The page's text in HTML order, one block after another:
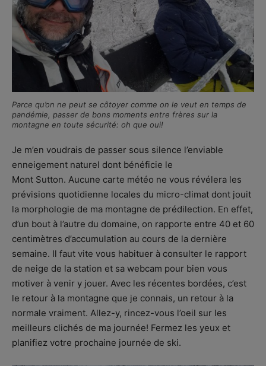
Parce qu’on ne peut se côtoyer comme on le veut en temps de
pandémie, passer de bons moments entre frères sur la
montagne en toute sécurité: oh que oui!
Je m’en voudrais de passer sous silence l’enviable
enneigement naturel dont bénéficie le
Mont Sutton. Aucune carte météo ne vous révélera les
prévisions quotidienne locales du micro-climat dont jouit
la morphologie de ma montagne de prédilection. En effet,
d’un bout à l’autre du domaine, on rapporte entre 40 et 60
centimètres d’accumulation au cours de la dernière
semaine. Il faut vite vous habituer à consulter le rapport
de neige de la station et sa webcam pour bien vous
motiver à venir y jouer. Avec les récentes bordées, c’est
le retour à la montagne que je connais, un retour à la
normale vraiment. Allez-y, rincez-vous l’oeil sur les
meilleurs clichés de ma journée! Fermez les yeux et
planifiez votre prochaine journée de ski.